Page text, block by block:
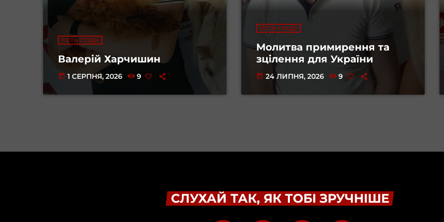
ГІСТЬ СТУДІЇ
Валерій Харчишин
today 1 СЕРПНЯ, 2026 9
ГІСТЬ СТУДІЇ
Молитва примирення та
зцілення для України
today 24 ЛИПНЯ, 2026 9
СЛУХАЙ ТАК, ЯК ТОБІ ЗРУЧНІШЕ